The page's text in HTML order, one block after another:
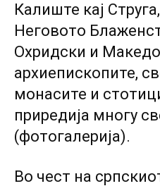
Калиште кај
Неговото
Охридски и
архиепископите,
монасите и
приредија многу
(фотогалерија).
Во чест на